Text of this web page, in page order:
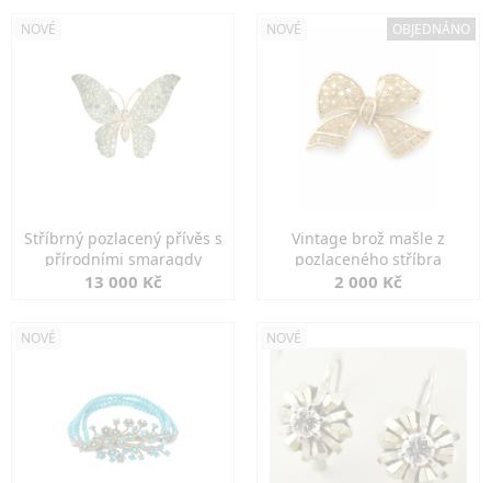
NOVÉ
Stříbrný pozlacený přívěs s
přírodními smaragdy
13 000 Kč
NOVÉ OBJEDNÁNO
Vintage brož mašle z
pozlaceného stříbra
2 000 Kč
NOVÉ NOVÉ